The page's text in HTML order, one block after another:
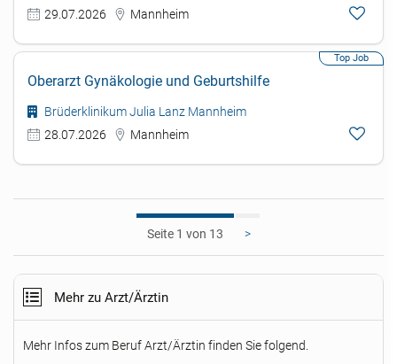
29.07.2026 Mannheim
Oberarzt Gynäkologie und Geburtshilfe
Brüderklinikum Julia Lanz Mannheim
28.07.2026
Mannheim
1 >
Mehr zu Arzt/Ärztin
Mehr Infos zum Beruf Arzt/Ärztin finden Sie folgend.